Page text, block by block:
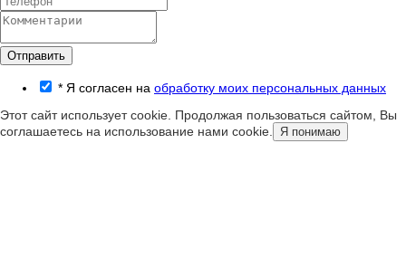
Отправить
* Я согласен на обработку моих персональных данных
Этот сайт использует cookie. Продолжая пользоваться сайтом, Вы
соглашаетесь на использование нами cookie.
Я понимаю